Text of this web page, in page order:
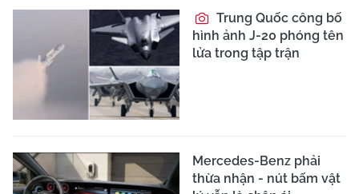
Trung Quốc công bố
hình ảnh J-20 phóng tên
lửa trong tập trận
Mercedes-Benz phải
thừa nhận - nút bấm vật